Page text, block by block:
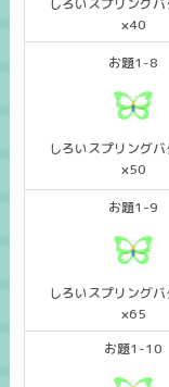
×40
お題1-8
しろいスプリング
×50
お題1-9
しろいスプリング
×65
お題1-10